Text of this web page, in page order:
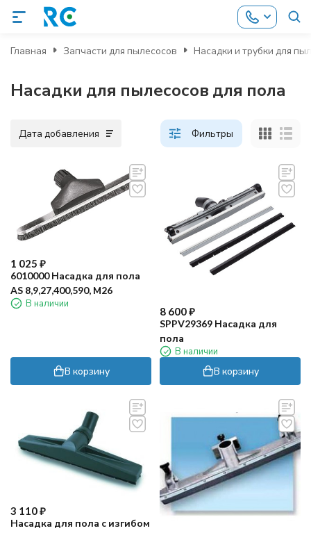
Главная Запчасти для пылесосов Насадки и трубки для
Насадки для пылесосов для пола
Дата добавления Фильтры
1 025 ₽
6010000 Насадка для пола
AS 8,9,27,400,590, М26
В наличии
В корзину
8 600₽
SPPV29369 Насадка для
пола
В наличии
В корзину
3 110₽
Насадка для пола с изгибом